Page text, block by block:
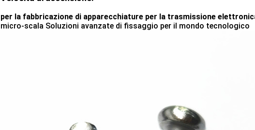
per la fabbricazione di apparecchiature per la trasmissione
micro-scala Soluzioni avanzate di fissaggio per il mondo tecnologico